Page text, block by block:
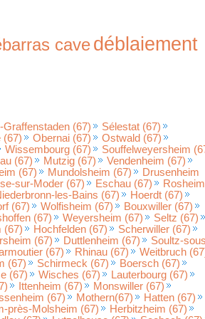
cavedéblaiement
Graffenstaden (67)
Sélestat (67)
(67) Obernai (67)
Ostwald (67)
Wissembourg (67)
Souffelweyersheim
(67) Mutzig (67)
Vendenheim (67)
(67) Mundolsheim (67)
Drusenheim
sur-Moder (67) Eschau (67)
Rosheim
les-Bains (67)
Hoerdt (67)
(67) Wolfisheim (67)
Bouxwiller (67)
(67) Weyersheim (67)
Seltz (67)
(67) Hochfelden (67)
Scherwiller (67)
(67) Duttlenheim (67)
Soultz-
(67) Rhinau (67)
Weitbruch
(67) Schirmeck (67)
Boersch (67)
(67) Wisches (67)
Lauterbourg (67)
Ittenheim (67)
Monswiller (67)
(67) Mothern(67)
Hatten (67)
près-Molsheim (67)
Herbitzheim (67)